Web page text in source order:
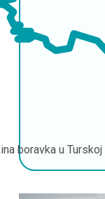
boravka u Turskoj